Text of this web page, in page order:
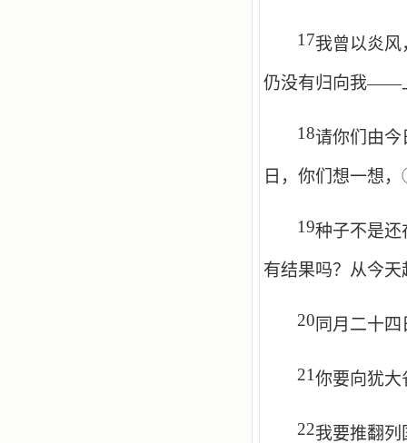
17我曾以炎
仍没有归向我——
18请你们由今
日，你们想一想
19种子不是还
有结果吗？从今
20 同月二十
21你要向犹大
22我要推翻